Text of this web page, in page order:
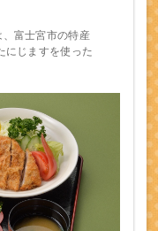
富士宮市の特産
にじますを使った